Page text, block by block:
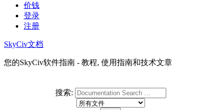
价钱
登录
注册
SkyCiv文档
您的SkyCiv软件指南 - 教程, 使用指南和技术文章
搜索: